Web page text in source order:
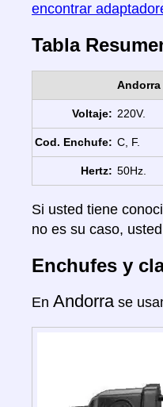
encontrar
Tabla
Andorra
Voltaje: 220V.
Cod. Enchufe: C, F.
Hertz: 50Hz.
Si usted tiene
no es su caso,
Enchufes y
En Andorra se